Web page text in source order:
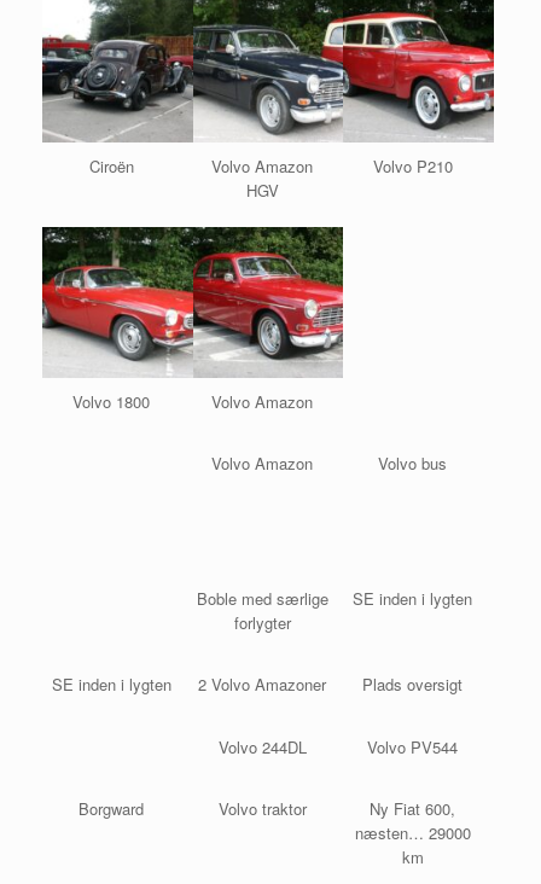
Ciroën
Volvo Amazon
HGV
Volvo P210
Volvo 1800 Volvo Amazon
Volvo Amazon Volvo bus
Boble med særlige
forlygter
SE inden i lygten
SE inden i lygten 2 Volvo Amazoner Plads oversigt
Volvo 244DL Volvo PV544
Borgward Volvo traktor
Ny Fiat 600,
næsten… 29000
km